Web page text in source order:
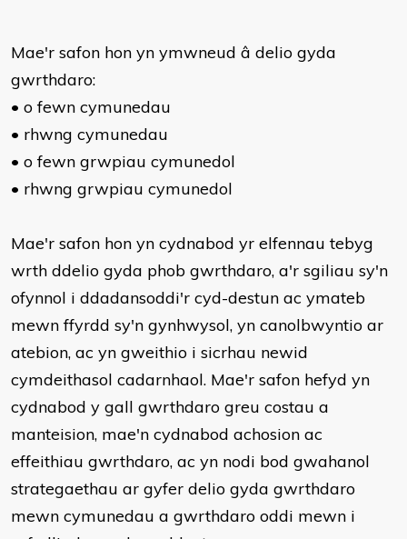
Mae'r safon hon yn ymwneud â delio gyda
gwrthdaro:
• o fewn cymunedau
• rhwng cymunedau
• o fewn grwpiau cymunedol
• rhwng grwpiau cymunedol
Mae'r safon hon yn cydnabod yr elfennau tebyg
wrth ddelio gyda phob gwrthdaro, a'r sgiliau sy'n
ofynnol i ddadansoddi'r cyd-destun ac ymateb
mewn ffyrdd sy'n gynhwysol, yn canolbwyntio ar
atebion, ac yn gweithio i sicrhau newid
cymdeithasol cadarnhaol. Mae'r safon hefyd yn
cydnabod y gall gwrthdaro greu costau a
manteision, mae'n cydnabod achosion ac
effeithiau gwrthdaro, ac yn nodi bod gwahanol
strategaethau ar gyfer delio gyda gwrthdaro
mewn cymunedau a gwrthdaro oddi mewn i